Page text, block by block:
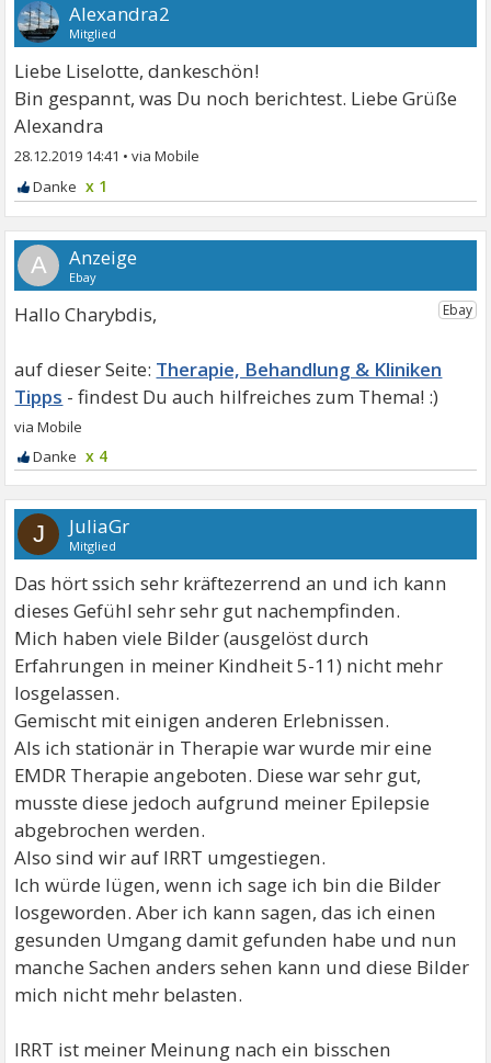
Alexandra2
Mitglied
Liebe Liselotte, dankeschön!
Bin gespannt, was Du noch berichtest. Liebe Grüße
Alexandra
28.12.2019 14:41 •
x 1
A
Hallo Charybdis,
Therapie, Behandlung & Kliniken
Tipps
x 4
J JuliaGr
Mitglied
Das hört ssich sehr kräftezerrend an und ich kann
dieses Gefühl sehr sehr gut nachempfinden.
Mich haben viele Bilder (ausgelöst durch
Erfahrungen in meiner Kindheit 5-11) nicht mehr
losgelassen.
Gemischt mit einigen anderen Erlebnissen.
Als ich stationär in Therapie war wurde mir eine
EMDR Therapie angeboten. Diese war sehr gut,
musste diese jedoch aufgrund meiner Epilepsie
abgebrochen werden.
Also sind wir auf IRRT umgestiegen.
Ich würde lügen, wenn ich sage ich bin die Bilder
losgeworden. Aber ich kann sagen, das ich einen
gesunden Umgang damit gefunden habe und nun
manche Sachen anders sehen kann und diese Bilder
mich nicht mehr belasten.
IRRT ist meiner Meinung nach ein bisschen